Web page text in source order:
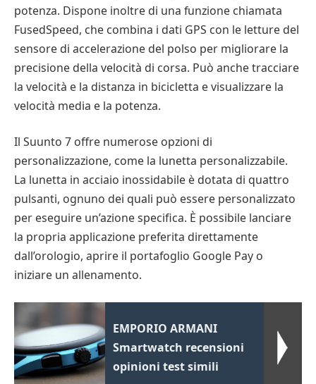
potenza. Dispone inoltre di una funzione chiamata
FusedSpeed, che combina i dati GPS con le letture del
sensore di accelerazione del polso per migliorare la
precisione della velocità di corsa. Può anche tracciare
la velocità e la distanza in bicicletta e visualizzare la
velocità media e la potenza.
Il Suunto 7 offre numerose opzioni di
personalizzazione, come la lunetta personalizzabile.
La lunetta in acciaio inossidabile è dotata di quattro
pulsanti, ognuno dei quali può essere personalizzato
per eseguire un’azione specifica. È possibile lanciare
la propria applicazione preferita direttamente
dall’orologio, aprire il portafoglio Google Pay o
iniziare un allenamento.
EMPORIO ARMANI
Smartwatch recensioni
opinioni test simili